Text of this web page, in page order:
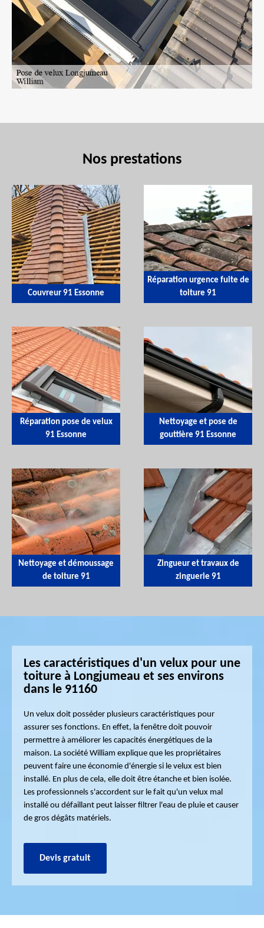
Nos prestations
Couvreur 91 Essonne
Réparation urgence fuite de
toiture 91
Réparation pose de velux
91 Essonne
Nettoyage et pose de
gouttière 91 Essonne
Nettoyage et démoussage
de toiture 91
Zingueur et travaux de
zinguerie 91
Les caractéristiques d'un velux pour une
toiture à Longjumeau et ses environs
dans le 91160
Un velux doit posséder plusieurs caractéristiques pour
assurer ses fonctions. En effet, la fenêtre doit pouvoir
permettre à améliorer les capacités énergétiques de la
maison. La société William explique que les propriétaires
peuvent faire une économie d'énergie si le velux est bien
installé. En plus de cela, elle doit être étanche et bien isolée.
Les professionnels s'accordent sur le fait qu'un velux mal
installé ou défaillant peut laisser filtrer l'eau de pluie et causer
de gros dégâts matériels.
Devis gratuit